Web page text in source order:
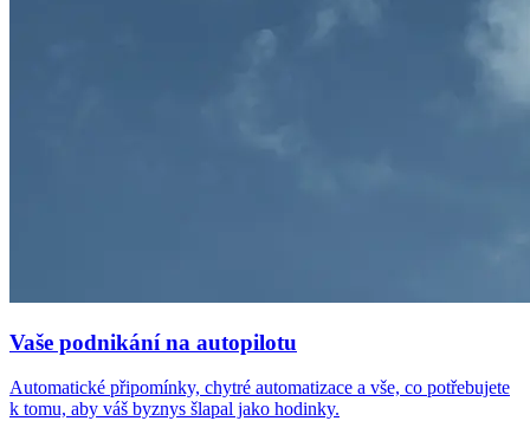
Vaše podnikání na autopilotu
Automatické připomínky, chytré automatizace a vše, co potřebujete
k tomu, aby váš byznys šlapal jako hodinky.